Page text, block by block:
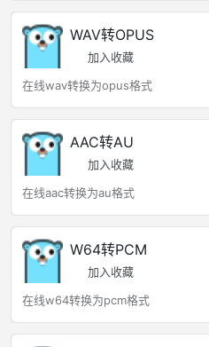
WAV转OPUS
加入收藏
在线wav转换为opus格式
AAC转AU
加入收藏
在线aac转换为au格式
W64转PCM
加入收藏
在线w64转换为pcm格式